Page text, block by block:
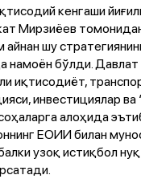
кенгаши
Мирзиёев томонидан
шу
намоён бўлди.
иқтисодиёт,
инвестициялар ва
алоҳида
ЕОИИ билан
узоқ истиқбол